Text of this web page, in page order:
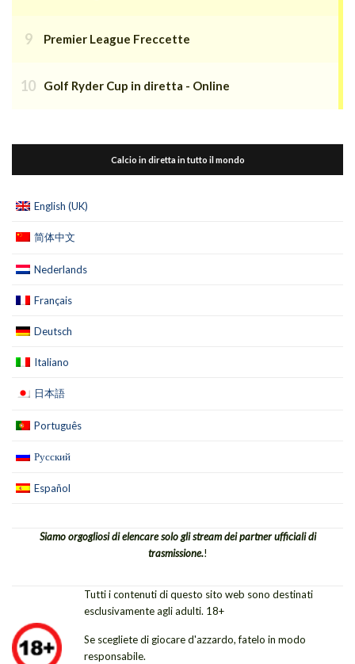
Premier League Freccette
Golf Ryder Cup in diretta - Online
Calcio in diretta in tutto il mondo
English (UK)
简体中文
Nederlands
Français
Deutsch
Italiano
日本語
Português
Русский
Español
Siamo orgogliosi di elencare solo gli stream dei partner ufficiali di
trasmissione.!
Tutti i contenuti di questo sito web sono destinati
esclusivamente agli adulti. 18+
Se scegliete di giocare d'azzardo, fatelo in modo
responsabile.